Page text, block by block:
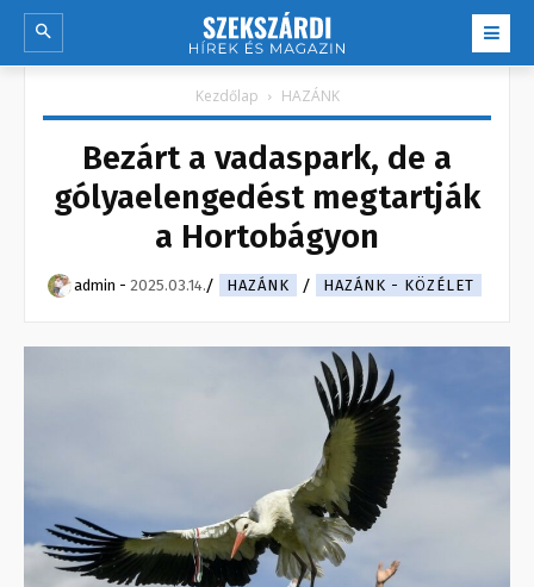
Kezdőlap HAZÁNK
Bezárt a vadaspark, de a
gólyaelengedést megtartják
a Hortobágyon
admin - 2025.03.14. HAZÁNK HAZÁNK - KÖZÉLET